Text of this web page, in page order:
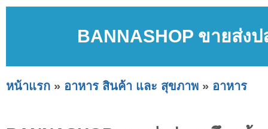
BANNASHOP ขายส่ง
หน้าแรก » อาหาร สินค้า และ สุขภาพ » อาหาร